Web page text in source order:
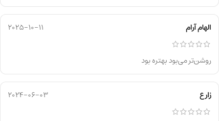
الهام آرام 2025-10-11
روشن‌تر می‌بود بهتره بود
زارع 2024-06-03